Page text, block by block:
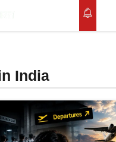
India